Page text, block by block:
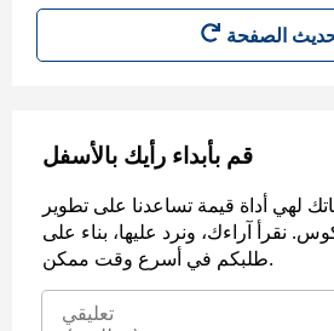
قم بأبداء رأيك بالأسفل
لهي أداة قيمة تساعدنا على تطوير
نقرأ آراءك، ونرد عليها، بناء على
طلبكم في أسرع وقت ممكن.